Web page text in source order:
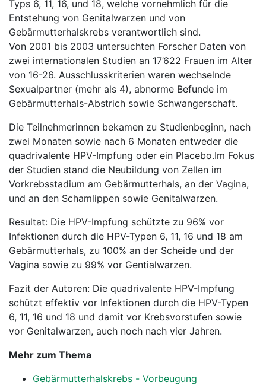
Typs 6, 11, 16, und 18, welche vornehmlich für die
Entstehung von Genitalwarzen und von
Gebärmutterhalskrebs verantwortlich sind.
Von 2001 bis 2003 untersuchten Forscher Daten von
zwei internationalen Studien an 17’622 Frauen im Alter
von 16-26. Ausschlusskriterien waren wechselnde
Sexualpartner (mehr als 4), abnorme Befunde im
Gebärmutterhals-Abstrich sowie Schwangerschaft.
Die Teilnehmerinnen bekamen zu Studienbeginn, nach
zwei Monaten sowie nach 6 Monaten entweder die
quadrivalente HPV-Impfung oder ein Placebo.Im Fokus
der Studien stand die Neubildung von Zellen im
Vorkrebsstadium am Gebärmutterhals, an der Vagina,
und an den Schamlippen sowie Genitalwarzen.
Resultat: Die HPV-Impfung schützte zu 96% vor
Infektionen durch die HPV-Typen 6, 11, 16 und 18 am
Gebärmutterhals, zu 100% an der Scheide und der
Vagina sowie zu 99% vor Gentialwarzen.
Fazit der Autoren: Die quadrivalente HPV-Impfung
schützt effektiv vor Infektionen durch die HPV-Typen
6, 11, 16 und 18 und damit vor Krebsvorstufen sowie
vor Genitalwarzen, auch noch nach vier Jahren.
Mehr zum Thema
Gebärmutterhalskrebs - Vorbeugung